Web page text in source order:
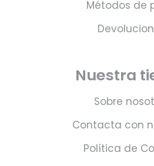
Métodos de
Nuestra
Sobre
Contacta con
Política de